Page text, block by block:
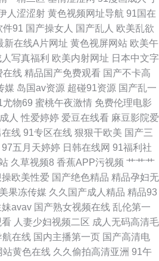
黑料网址入口 91社区色色网 92福利区 草莓
av 蜜臀刺激网 人妻精品国产 色墦基地 性爱
男人天堂午夜av 婷婷五月天青草 伊人久
视频 高清成人三级网址 黄色视频热99 亚洲
丝袜 91中文熟女 超碰国产夫妻人人 黄页永
日韩深夜肏逼啪啪啪 91n色情 日本不卡久久
视频在线日美女免费 AV日韩精品 精品亚洲
原创 日韩无码 五月天综合色色网
人涩涩射 黄色视频网址导航 91国在
件91 国产操女人 国产乱人 欧美乱欲
新在线A片网址 黄色视屏网站 欧美午
人写真福利 欧美内射网址 日本中文字
在线 精品国产免费观看 国产不卡高
媒 岛国av资源 超碰91资源 国产乱一
尤物69 蜜桃午夜激情 免费伦理电影
人 性爱婷婷 爱豆在线看 麻豆影院爱
线 91专区在线 狠狠干欧美 国产三
97五月天婷婷 日韩在线网 91福利社
久草视频8 香蕉APP污视频 艹艹艹
欧美性爱 国产绝色精品 精品孕妇无
果冻传媒 久久国产成人精品 精品93
avav 国产熟女视频在线 乱伦第一
看 人妻少妇视频二区 成人无码高清毛
航在线 国内主播第一页 国产高清电
站黄色在线 久久偷拍高清亚洲 91午